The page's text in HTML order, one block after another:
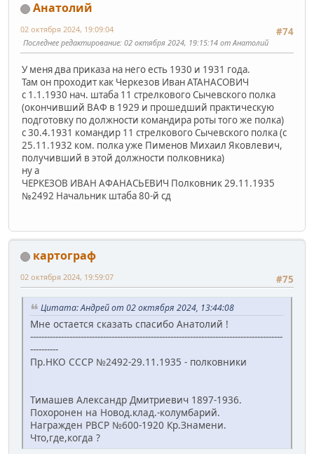
Анатолий
#74
02 октября 2024, 19:09:04
Последнее редактирование: 02 октября 2024, 19:15:14 от Анатолий
У меня два приказа на него есть 1930 и 1931 года.
Там он проходит как Черкезов Иван АТАНАСОВИЧ
с 1.1.1930 нач. штаба 11 стрелкового Сычевского полка
(окончивший ВАФ в 1929 и прошедший практическую
подготовку по должности командира роты того же полка)
с 30.4.1931 командир 11 стрелкового Сычевского полка (с
25.11.1932 ком. полка уже Пименов Михаил Яковлевич,
получивший в этой должности полковника)
ну а
ЧЕРКЕЗОВ ИВАН АФАНАСЬЕВИЧ Полковник 29.11.1935
№2492 Начальник штаба 80-й сд
картограф
#75
02 октября 2024, 19:59:07
Цитата: Андрей от 02 октября 2024, 13:44:08
Мне остается сказать спасибо Анатолий !
------------------------------------------------------------------------------------------
----------
Пр.НКО СССР №2492-29.11.1935 - полковники
Тимашев Александр Дмитриевич 1897-1936.
Похоронен на Новод.клад.-колумбарий.
Награжден РВСР №600-1920 Кр.Знамени.
Что,где,когда ?